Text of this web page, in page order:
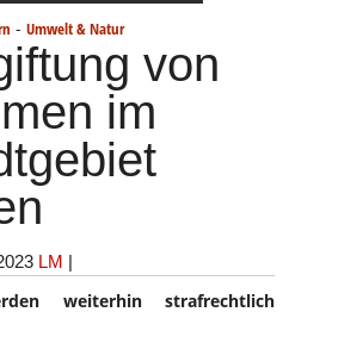
- Umwelt & Natur
von
im
LM |
weiterhin strafrechtlich